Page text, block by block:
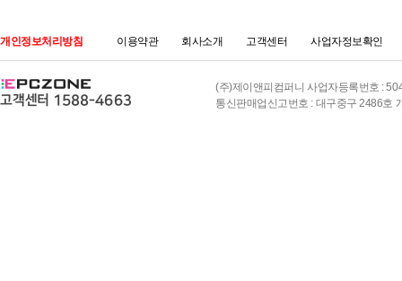
개인정보처리방침 이용약관 회사소개 고객센터 사업자정보확인
(주)제이앤피컴퍼니 사업자등록번호 :
통신판매업신고번호 : 대구중구 2486호